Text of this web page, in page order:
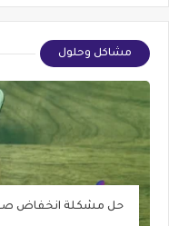
مشاكل وحلول
حل مشكلة انخفاض صوت